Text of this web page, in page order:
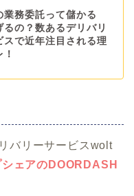
業務委託って儲かる
るの？数あるデリバリ
スで近年注目される理
バリーサービスwolt
ェアのDOORDASH